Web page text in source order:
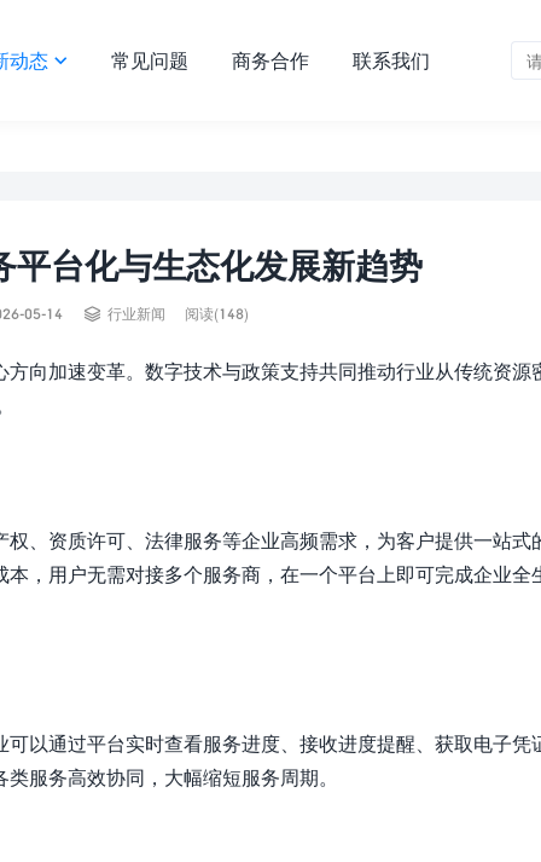
动态  常见问题 商务合作 联系我们
平台化与生态化发展新趋势
05-14  行业新闻 阅读(148)
向加速变革。数字技术与政策支持共同推动行业从传统资源
、资质许可、法律服务等企业高频需求，为客户提供一站式
，用户无需对接多个服务商，在一个平台上即可完成企业全
以通过平台实时查看服务进度、接收进度提醒、获取电子凭
服务高效协同，大幅缩短服务周期。